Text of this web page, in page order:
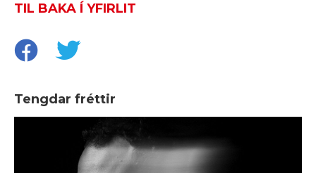
TIL BAKA Í YFIRLIT
Tengdar fréttir